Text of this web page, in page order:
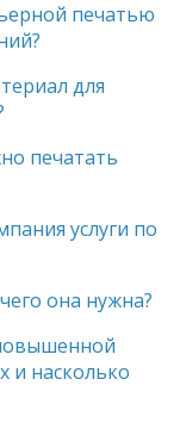
печатью
для
печатать
услуги по
она нужна?
и насколько